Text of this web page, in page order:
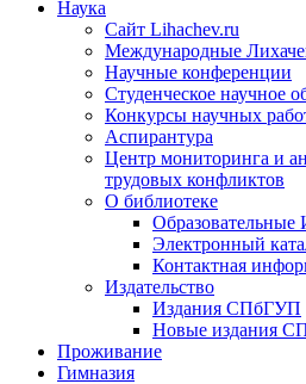
Наука
Сайт Lihachev.ru
Международные
Научные конференции
Студенческое научное
Конкурсы научных
Аспирантура
Центр мониторинга и
трудовых конфликтов
О библиотеке
Образовательные
Электронный
Контактная
Издательство
Издания СПбГУП
Новые издания
Проживание
Гимназия